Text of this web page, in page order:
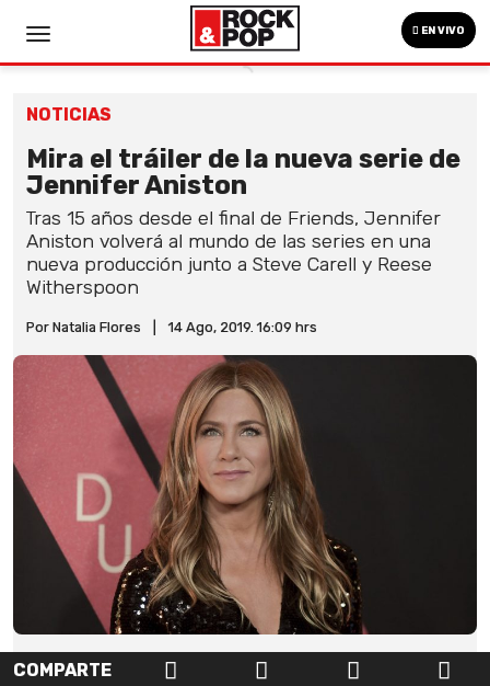
EN VIVO
NOTICIAS
Mira el tráiler de la nueva serie de
Jennifer Aniston
Tras 15 años desde el final de Friends, Jennifer
Aniston volverá al mundo de las series en una
nueva producción junto a Steve Carell y Reese
Witherspoon
Por Natalia Flores 14 Ago, 2019. 16:09 hrs
COMPARTE